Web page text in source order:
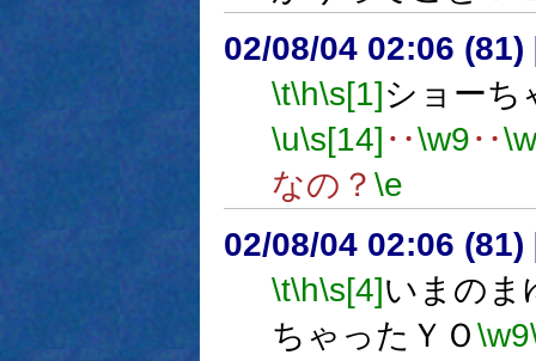
02/08/04 02:06 (81)
\t\h\s[1]ショーち
\u\s[14] ‥\w9‥
なの？ \e
02/08/04 02:06 (81)
\t\h\s[4]いまのま
ちゃったＹＯ\w9